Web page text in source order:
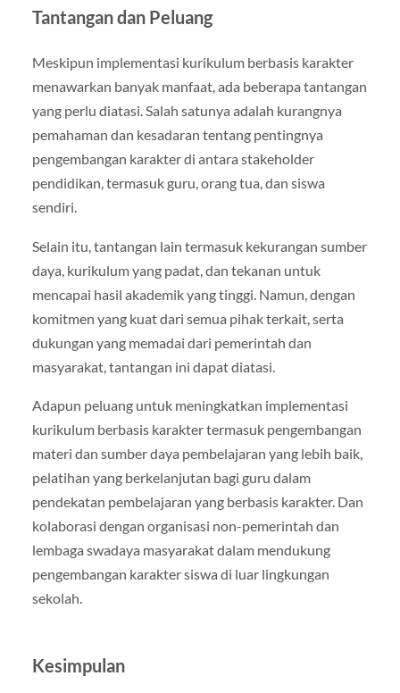
Tantangan dan Peluang
Meskipun implementasi kurikulum berbasis karakter
menawarkan banyak manfaat, ada beberapa tantangan
yang perlu diatasi. Salah satunya adalah kurangnya
pemahaman dan kesadaran tentang pentingnya
pengembangan karakter di antara stakeholder
pendidikan, termasuk guru, orang tua, dan siswa
sendiri.
Selain itu, tantangan lain termasuk kekurangan sumber
daya, kurikulum yang padat, dan tekanan untuk
mencapai hasil akademik yang tinggi. Namun, dengan
komitmen yang kuat dari semua pihak terkait, serta
dukungan yang memadai dari pemerintah dan
masyarakat, tantangan ini dapat diatasi.
Adapun peluang untuk meningkatkan implementasi
kurikulum berbasis karakter termasuk pengembangan
materi dan sumber daya pembelajaran yang lebih baik,
pelatihan yang berkelanjutan bagi guru dalam
pendekatan pembelajaran yang berbasis karakter. Dan
kolaborasi dengan organisasi non-pemerintah dan
lembaga swadaya masyarakat dalam mendukung
pengembangan karakter siswa di luar lingkungan
sekolah.
Kesimpulan